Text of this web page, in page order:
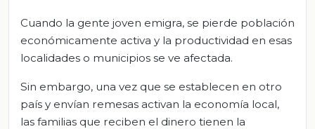
Cuando la gente joven emigra, se pierde población
económicamente activa y la productividad en esas
localidades o municipios se ve afectada.
Sin embargo, una vez que se establecen en otro
país y envían remesas activan la economía local,
las familias que reciben el dinero tienen la